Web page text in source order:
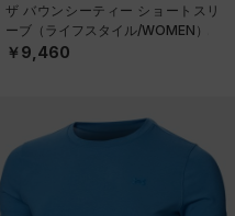
ザ バウンシーティー ショートスリ
ーブ（ライフスタイル/WOMEN）
￥9,460